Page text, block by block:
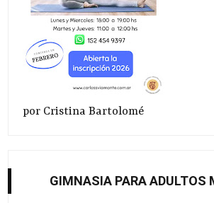
por Cristina Bartolomé
GIMNASIA PARA ADULTOS